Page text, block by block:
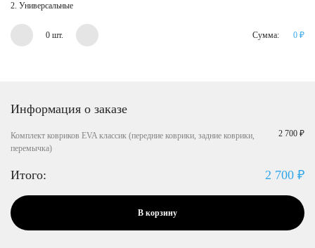
2. Универсальные
0 шт. Сумма: 0 ₽
Информация о заказе
Комплект ковриков EVA классик (передние коврики, задние коврики,
перемычка)
2 700 ₽
Итого: 2 700 ₽
В корзину